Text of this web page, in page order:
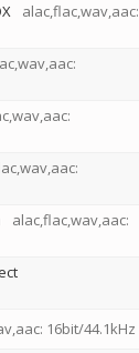
alac,flac,wav,aac:
alac,flac,wav,aac:
16bit/44.1kHz